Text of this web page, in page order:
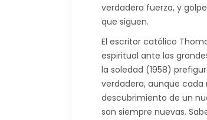
verdadera fuerza, y
que siguen.
El escritor católico
espiritual ante las
la soledad (1958)
verdadera, aunque
descubrimiento de un
son siempre nuevas.